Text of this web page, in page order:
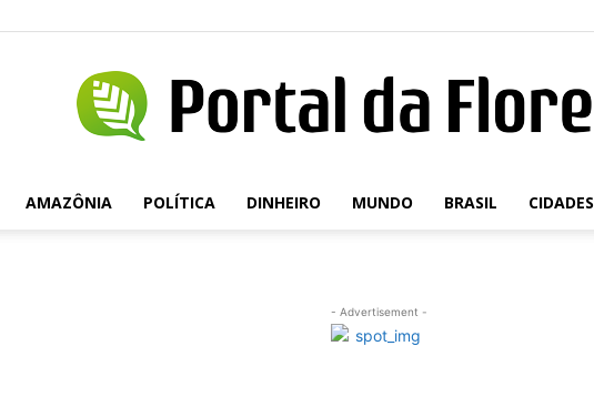
Portal
AMAZÔNIA POLÍTICA DINHEIRO MUNDO BRASIL CIDADES
- Advertisement -